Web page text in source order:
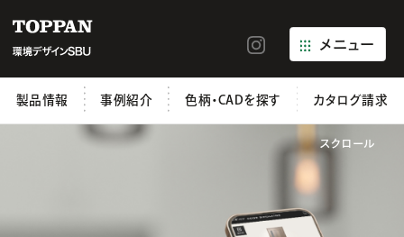
メニュー
製品情報 事例紹介 色柄・CADを探す カタログ請求
スクロール